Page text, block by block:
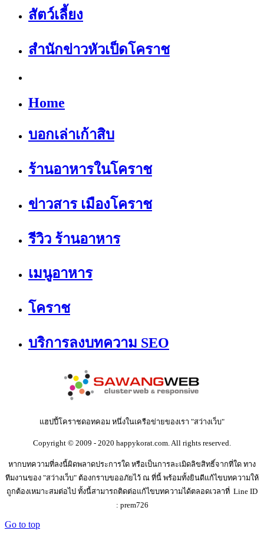
สัตว์เลี้ยง
สำนักข่าวหัวเป็ดโคราช
Home
บอกเล่าเก้าสิบ
ร้านอาหารในโคราช
ข่าวสาร เมืองโคราช
รีวิว ร้านอาหาร
เมนูอาหาร
โคราช
บริการลงบทความ SEO
แฮปปี้โคราชดอทคอม หนึ่งในเครือข่ายของเรา "สว่างเว็บ"
Copyright © 2009 - 2020 happykorat.com. All rights reserved.
หากบทความที่ลงนี้ผิดพลาดประการใด หรือเป็นการละเมิดลิขสิทธิ์จากที่ใด ทาง
ทีมงานของ "สว่างเว็บ" ต้องกราบขออภัยไว้ ณ ที่นี้ พร้อมทั้งยินดีแก้ไขบทความให้
ถูกต้องเหมาะสมต่อไป ทั้งนี้สามารถติดต่อแก้ไขบทความได้ตลอดเวลาที่ Line ID
: prem726
Go to top